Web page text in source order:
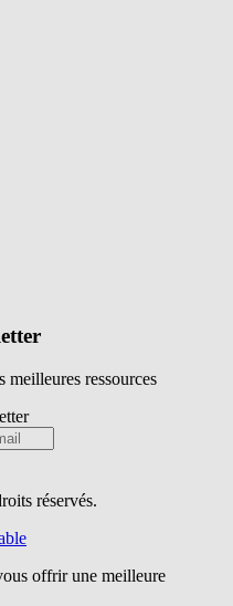
meilleures ressources
réservés.
offrir une meilleure